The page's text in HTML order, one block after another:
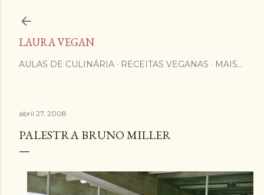
LAURA VEGAN
AULAS DE CULINÁRIA RECEITAS VEGANAS MAIS…
abril 27, 2008
PALESTRA BRUNO MILLER